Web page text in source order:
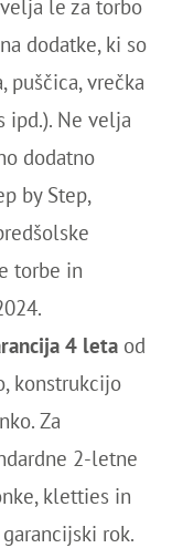
velja le za torbo
dodatke, ki so
puščica, vrečka
ipd.). Ne velja
dodatno
by Step,
torbe in
4 leta od
konstrukcijo
Za
2-letne
kletties in
rok.